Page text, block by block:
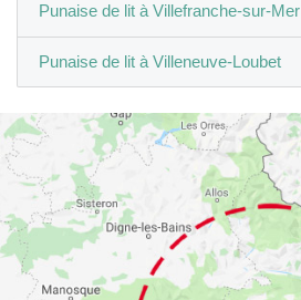
Punaise de lit à Villefranche-sur-Mer
Punaise de lit à Villeneuve-Loubet